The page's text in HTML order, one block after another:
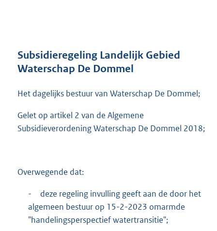
r
o
t
:
,
Subsidieregeling Landelijk Gebied
Waterschap De Dommel
Het dagelijks bestuur van Waterschap De Dommel;
Gelet op artikel 2 van de Algemene
Subsidieverordening Waterschap De Dommel 2018;
Overwegende dat:
-
deze regeling invulling geeft aan de door het
algemeen bestuur op 15-2-2023 omarmde
"handelingsperspectief watertransitie";